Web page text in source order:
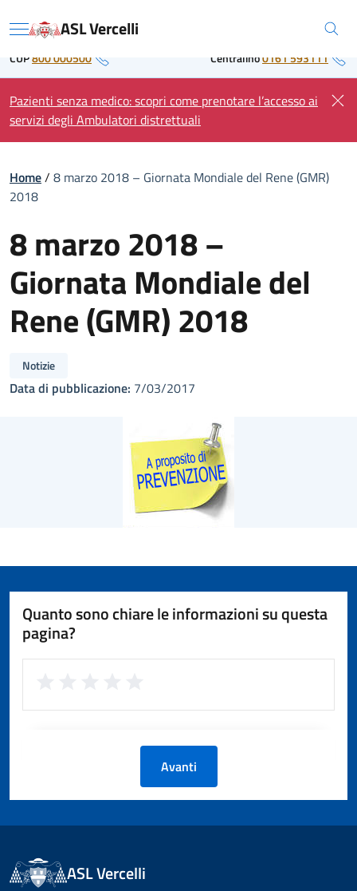
to Regione Piemonte
Menu ASL Vercelli
CUP800 000500 Centralino0161 593111
Pazienti senza medico: scopri come prenotare l’accesso ai
servizi degli Ambulatori distrettuali
Home/ 8 marzo 2018 – Giornata Mondiale del Rene (GMR)
2018
8 marzo 2018 –
Giornata Mondiale del
Rene (GMR) 2018
Notizie
Data di pubblicazione: 7/03/2017
Quanto sono chiare le informazioni su questa
pagina?
Avanti
ASL Vercelli